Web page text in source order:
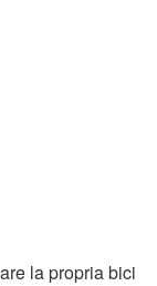
la propria bici